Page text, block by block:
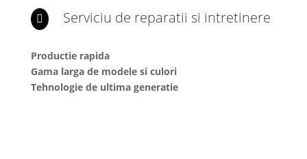
 Serviciu de reparatii si intretinere
Productie rapida
Gama larga de modele si culori
Tehnologie de ultima generatie